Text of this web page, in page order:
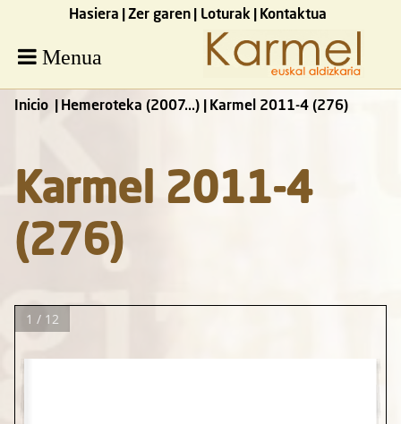
Hasiera Zer garen Loturak Kontaktua
Menua
Inicio Hemeroteka (2007...) Karmel 2011-4 (276)
Karmel 2011-4
(276)
1 / 12